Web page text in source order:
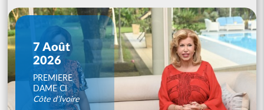
7 Août
2026
PREMIERE
DAME CI
Côte d'Ivoire